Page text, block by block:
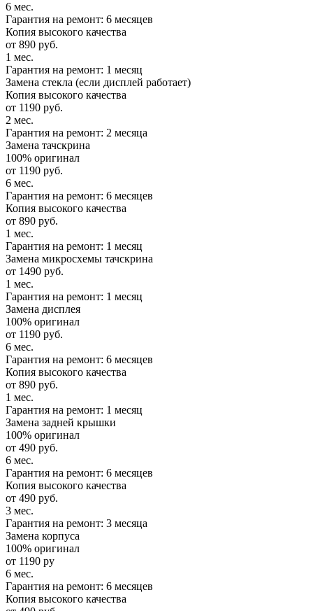
6 мес.
Гарантия на ремонт: 6 месяцев
Копия высокого качества
от 890 руб.
1 мес.
Гарантия на ремонт: 1 месяц
Замена стекла (если дисплей работает)
Копия высокого качества
от 1190 руб.
2 мес.
Гарантия на ремонт: 2 месяца
Замена тачскрина
100% оригинал
от 1190 руб.
6 мес.
Гарантия на ремонт: 6 месяцев
Копия высокого качества
от 890 руб.
1 мес.
Гарантия на ремонт: 1 месяц
Замена микросхемы тачскрина
от 1490 руб.
1 мес.
Гарантия на ремонт: 1 месяц
Замена дисплея
100% оригинал
от 1190 руб.
6 мес.
Гарантия на ремонт: 6 месяцев
Копия высокого качества
от 890 руб.
1 мес.
Гарантия на ремонт: 1 месяц
Замена задней крышки
100% оригинал
от 490 руб.
6 мес.
Гарантия на ремонт: 6 месяцев
Копия высокого качества
от 490 руб.
3 мес.
Гарантия на ремонт: 3 месяца
Замена корпуса
100% оригинал
от 1190 ру
6 мес.
Гарантия на ремонт: 6 месяцев
Копия высокого качества